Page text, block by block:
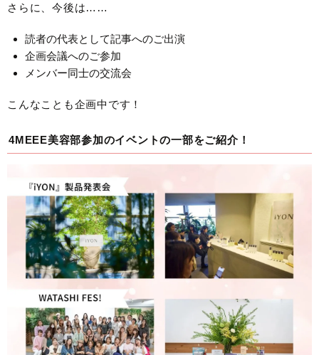
さらに、今後は……
読者の代表として記事へのご出演
企画会議へのご参加
メンバー同士の交流会
こんなことも企画中です！
4MEEE美容部参加のイベントの一部をご紹介！